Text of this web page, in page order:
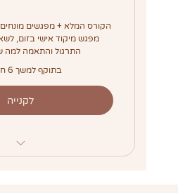
הקורס המלא + מפגשים מונחים
מפגש מיקוד אישי בזום,
התרגול והתאמה למה
בתוקף למשך 6 חודשים
לקנייה